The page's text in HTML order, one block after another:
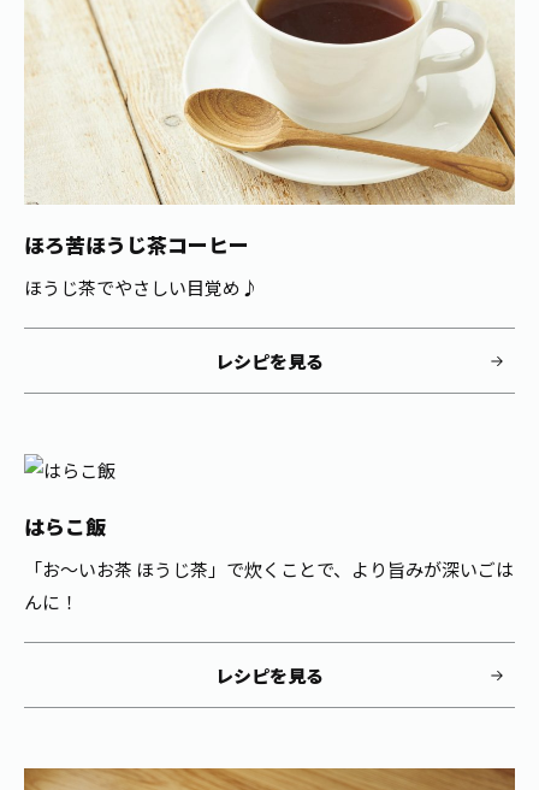
ほろ苦ほうじ茶コーヒー
ほうじ茶でやさしい目覚め♪
レシピを見る
はらこ飯
「お～いお茶 ほうじ茶」で炊くことで、より旨みが深いごは
んに！
レシピを見る